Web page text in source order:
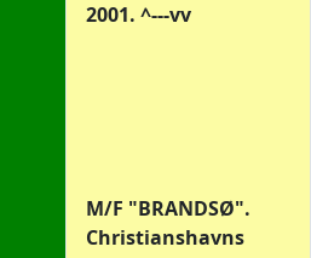
2001. ^---vv
M/F "BRANDSØ".
Christianshavns